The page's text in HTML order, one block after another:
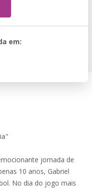
em:
jornada de
10 anos, Gabriel
No dia do jogo mais